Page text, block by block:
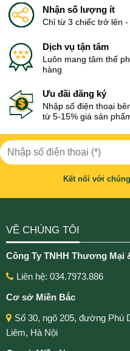
Nhận số lượng ít
Chỉ từ 3 chiếc trở lên
Dịch vụ tận tâm
Luôn mang tâm thế
hàng
Ưu đãi đăng ký
Nhập số điện thoại
từ 5-15% giá sản
Kết nối với
VỀ CHÚNG TÔI
Công Ty TNHH Thương Mại
Liên hệ: 034.7973.886
Cơ sở Miền Bắc
Số 30, ngõ 205, đường Phú
Liêm, Hà Nội